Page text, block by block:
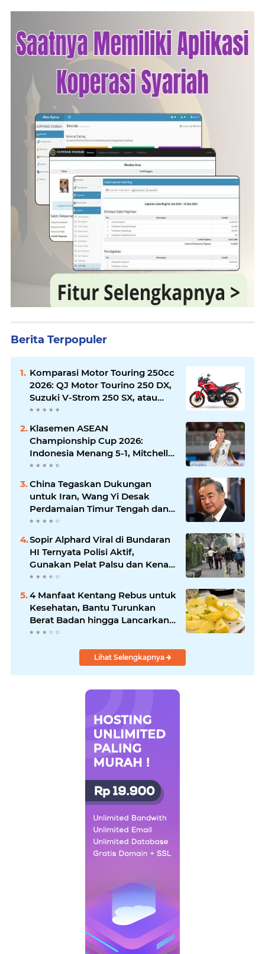
Berita Terpopuler
Komparasi Motor Touring 250cc
2026: QJ Motor Tourino 250 DX,
Suzuki V-Strom 250 SX, atau
Kawasaki Versys-X 250?
Klasemen ASEAN
Championship Cup 2026:
Indonesia Menang 5-1, Mitchell
Baker Hattrick dan Puncaki Top
Skor
China Tegaskan Dukungan
untuk Iran, Wang Yi Desak
Perdamaian Timur Tengah dan
Soroti Ketegangan dengan AS
Sopir Alphard Viral di Bundaran
HI Ternyata Polisi Aktif,
Gunakan Pelat Palsu dan Kena
Tilang
4 Manfaat Kentang Rebus untuk
Kesehatan, Bantu Turunkan
Berat Badan hingga Lancarkan
Pencernaan
Lihat Selengkapnya